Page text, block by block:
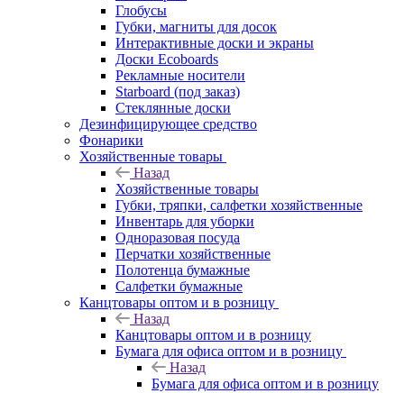
Глобусы
Губки, магниты для досок
Интерактивные доски и экраны
Доски Ecoboards
Рекламные носители
Starboard (под заказ)
Стеклянные доски
Дезинфицирующее средство
Фонарики
Хозяйственные товары
Назад
Хозяйственные товары
Губки, тряпки, салфетки хозяйственные
Инвентарь для уборки
Одноразовая посуда
Перчатки хозяйственные
Полотенца бумажные
Салфетки бумажные
Канцтовары оптом и в розницу
Назад
Канцтовары оптом и в розницу
Бумага для офиса оптом и в розницу
Назад
Бумага для офиса оптом и в розницу